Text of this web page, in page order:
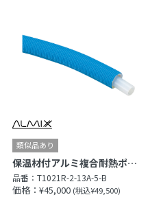
保温材付アルミ複合耐熱ポリエチレン管（Type R）
品番： T1021R-2-13A-5-B
価格：¥45,000 (税込¥49,500)